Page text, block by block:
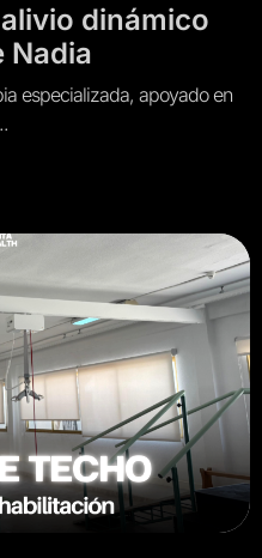
dinámico
Nadia
especializada, apoyado en